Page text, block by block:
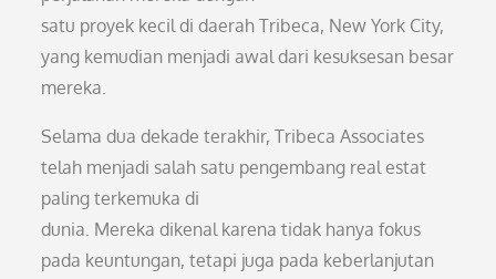
satu proyek kecil di daerah Tribeca, New York City,
yang kemudian menjadi awal dari kesuksesan besar
mereka.
Selama dua dekade terakhir, Tribeca Associates
telah menjadi salah satu pengembang real estat
paling terkemuka di
dunia. Mereka dikenal karena tidak hanya fokus
pada keuntungan, tetapi juga pada keberlanjutan